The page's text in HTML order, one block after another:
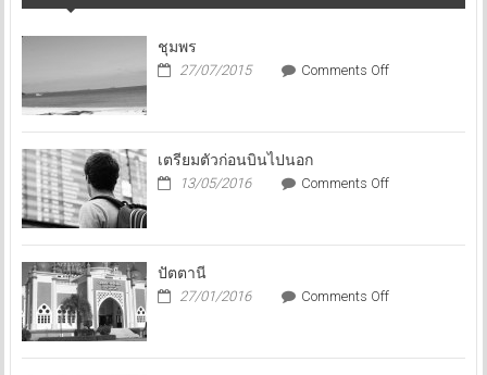
ชุมพร
27/07/2015 Comments Offon
เตรียมตัวก่อนบินไปนอก
13/05/2016 Comments Offon
ก่อน
ปัตตานี
27/01/2016 Comments Offon